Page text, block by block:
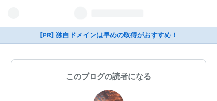
[PR] 独自ドメインは早めの取得がおすすめ！
このブログの読者になる